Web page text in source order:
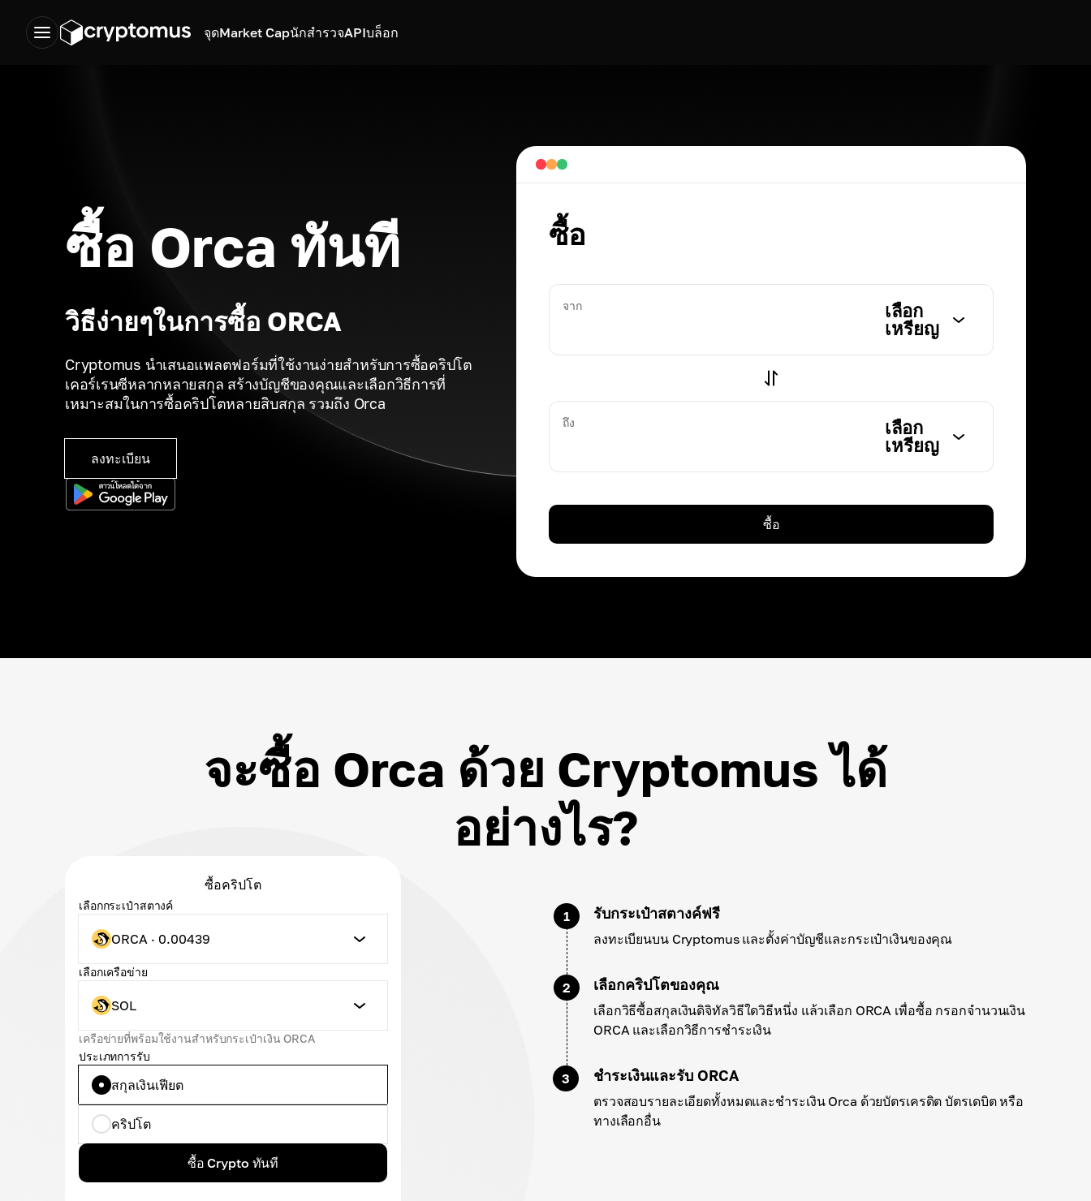
จุดMarket CapนักสำรวจAPIบล็อก
ซื้อ Orca ทันที
วิธีง่ายๆในการซื้อ ORCA
Cryptomus นำเสนอแพลตฟอร์มที่ใช้งานง่ายสำหรับการซื้อคริปโต
เคอร์เรนซีหลากหลายสกุล สร้างบัญชีของคุณและเลือกวิธีการที่
เหมาะสมในการซื้อคริปโตหลายสิบสกุล รวมถึง Orca
ลงทะเบียน
ซื้อ
จาก
เลือก
เหรียญ
ถึง
เลือก
เหรียญ
ซื้อ
จะซื้อ Orca ด้วย Cryptomus ได้
อย่างไร?
ซื้อคริปโต
เลือกกระเป๋าสตางค์
ORCA · 0.00439
เลือกเครือข่าย
SOL
เครือข่ายที่พร้อมใช้งานสำหรับกระเป๋าเงิน ORCA
ประเภทการรับ
สกุลเงินเฟียต
คริปโต
ซื้อ Crypto ทันที
1 รับกระเป๋าสตางค์ฟรี
ลงทะเบียนบน Cryptomus และตั้งค่าบัญชีและกระเป๋าเงินของคุณ
2 เลือกคริปโตของคุณ
เลือกวิธีซื้อสกุลเงินดิจิทัลวิธีใดวิธีหนึ่ง แล้วเลือก ORCA เพื่อซื้อ กรอกจำนวนเงิน
ORCA และเลือกวิธีการชำระเงิน
3 ชำระเงินและรับ ORCA
ตรวจสอบรายละเอียดทั้งหมดและชำระเงิน Orca ด้วยบัตรเครดิต บัตรเดบิต หรือ
ทางเลือกอื่น